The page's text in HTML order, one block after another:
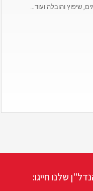
שיפוץ והובלה ועוד…
שלנו חייגו: